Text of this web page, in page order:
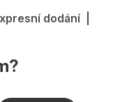
dodání |